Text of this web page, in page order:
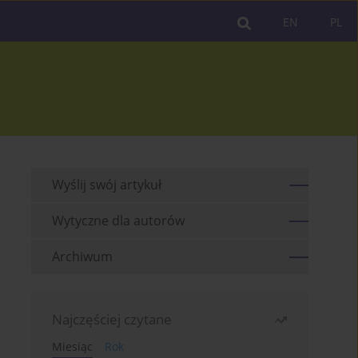
PL
EN
Wyślij swój artykuł
Wytyczne dla autorów
Archiwum
Najczęściej czytane
Miesiąc
Rok